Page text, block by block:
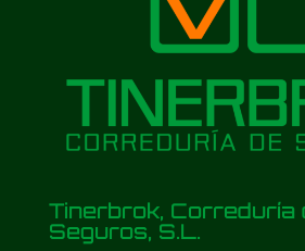
Tinerbrok, Correduría
Seguros, S.L.